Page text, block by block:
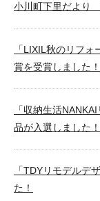
小川町下里だより
「LIXIL秋のリフ
賞を受賞しました！
「収納生活
品が入選しました！
「TDYリモデルデ
た！